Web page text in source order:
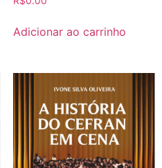
Adicionar ao carrinho